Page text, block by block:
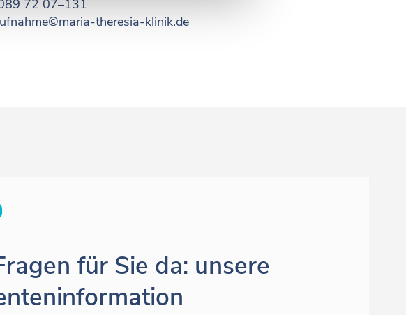
72 07–131
©maria-theresia-klinik.​de
für Sie da: unsere